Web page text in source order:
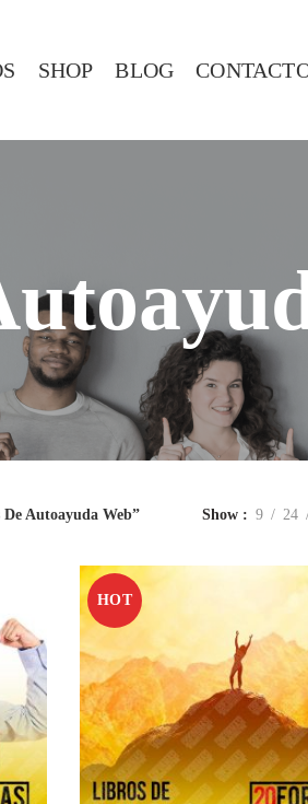
SHOP BLOG
Autoayuda Web” Show 9 24
HOT